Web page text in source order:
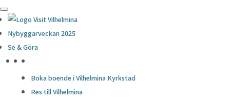
Nybyggarveckan 2025
Se & Göra
Boka boende i Vilhelmina Kyrkstad
Res till Vilhelmina